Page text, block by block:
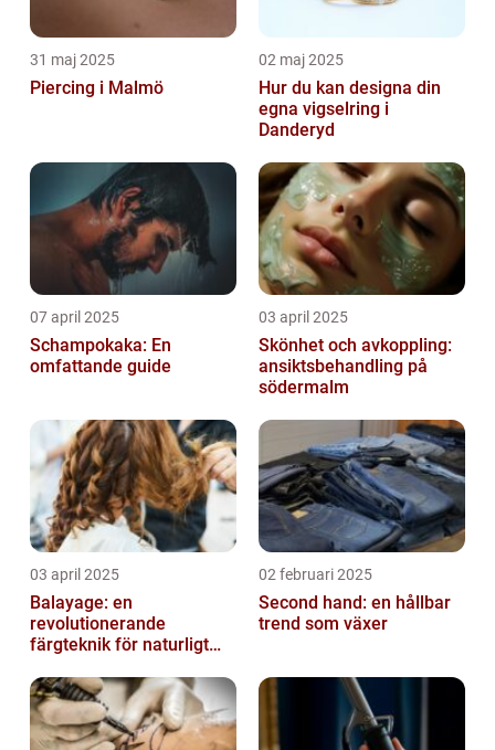
31 maj 2025
Piercing i Malmö
02 maj 2025
Hur du kan designa din
egna vigselring i
Danderyd
07 april 2025
Schampokaka: En
omfattande guide
03 april 2025
Skönhet och avkoppling:
ansiktsbehandling på
södermalm
03 april 2025
Balayage: en
revolutionerande
färgteknik för naturligt
02 februari 2025
Second hand: en hållbar
trend som växer